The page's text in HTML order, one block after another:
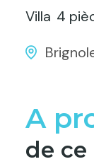
Villa 4
A
de ce